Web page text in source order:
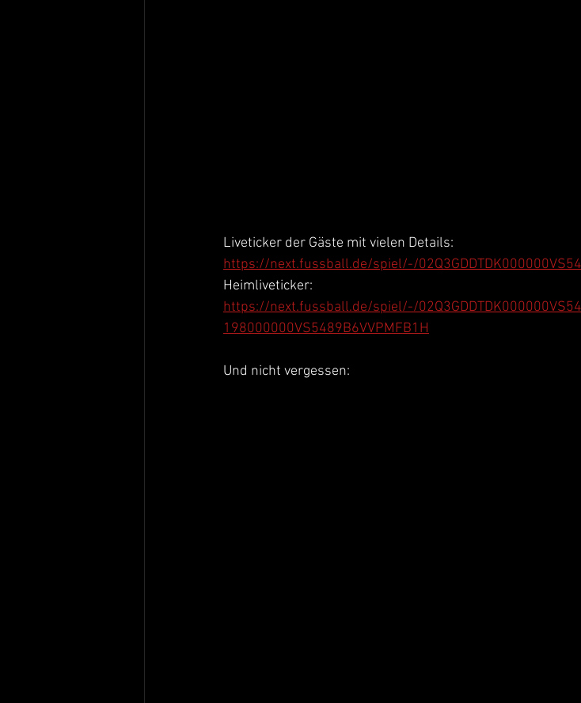
Liveticker der Gäste mit vielen Details:
https://next.fussball.de/spiel/-/
Heimliveticker:
https://next.fussball.de/spiel/-/
198000000VS5489B6VVPMFB1H
Und nicht vergessen: